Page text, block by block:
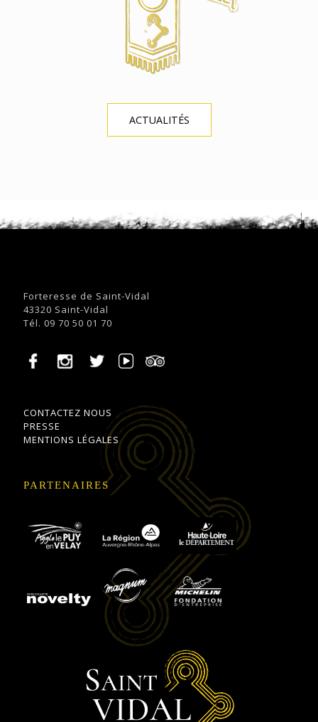
ACTUALITÉS
Forteresse de Saint-Vidal
43320 Saint-Vidal
Tél. 09 70 50 01 70
CONTACTEZ NOUS
PRESSE
MENTIONS LÉGALES
PARTENAIRES